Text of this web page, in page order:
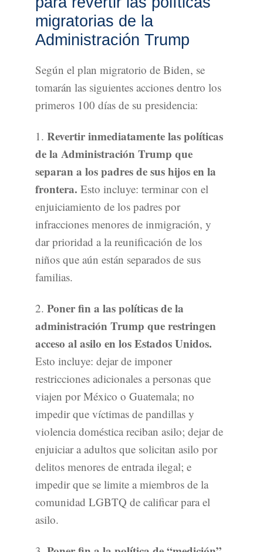
migratorias de la
Administración Trump
Según el plan migratorio de Biden, se
tomarán las siguientes acciones dentro los
primeros 100 días de su presidencia:
1. Revertir inmediatamente las políticas
de la Administración Trump que
separan a los padres de sus hijos en la
frontera. Esto incluye: terminar con el
enjuiciamiento de los padres por
infracciones menores de inmigración, y
dar prioridad a la reunificación de los
niños que aún están separados de sus
familias.
2. Poner fin a las políticas de la
administración Trump que restringen
acceso al asilo en los Estados Unidos.
Esto incluye: dejar de imponer
restricciones adicionales a personas que
viajen por México o Guatemala; no
impedir que víctimas de pandillas y
violencia doméstica reciban asilo; dejar de
enjuiciar a adultos que solicitan asilo por
delitos menores de entrada ilegal; e
impedir que se limite a miembros de la
comunidad LGBTQ de calificar para el
asilo.